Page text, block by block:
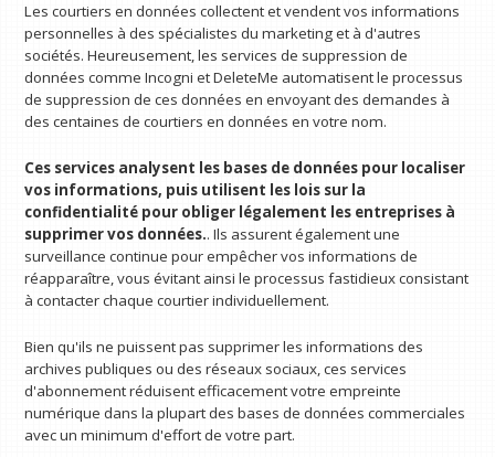
Les courtiers en données collectent et vendent vos informations
personnelles à des spécialistes du marketing et à d'autres
sociétés. Heureusement, les services de suppression de
données comme Incogni et DeleteMe automatisent le processus
de suppression de ces données en envoyant des demandes à
des centaines de courtiers en données en votre nom.
Ces services analysent les bases de données pour localiser
vos informations, puis utilisent les lois sur la
confidentialité pour obliger légalement les entreprises à
supprimer vos données.. Ils assurent également une
surveillance continue pour empêcher vos informations de
réapparaître, vous évitant ainsi le processus fastidieux consistant
à contacter chaque courtier individuellement.
Bien qu'ils ne puissent pas supprimer les informations des
archives publiques ou des réseaux sociaux, ces services
d'abonnement réduisent efficacement votre empreinte
numérique dans la plupart des bases de données commerciales
avec un minimum d'effort de votre part.